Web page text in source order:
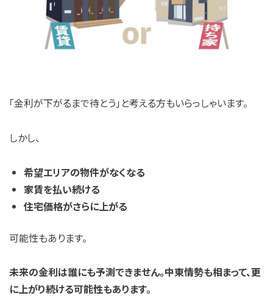
「金利が下がるまで待とう」と考える方もいらっしゃいます。
しかし、
希望エリアの物件がなくなる
家賃を払い続ける
住宅価格がさらに上がる
可能性もあります。
未来の金利は誰にも予測できません。中東情勢も相まって、更
に上がり続ける可能性もあります。